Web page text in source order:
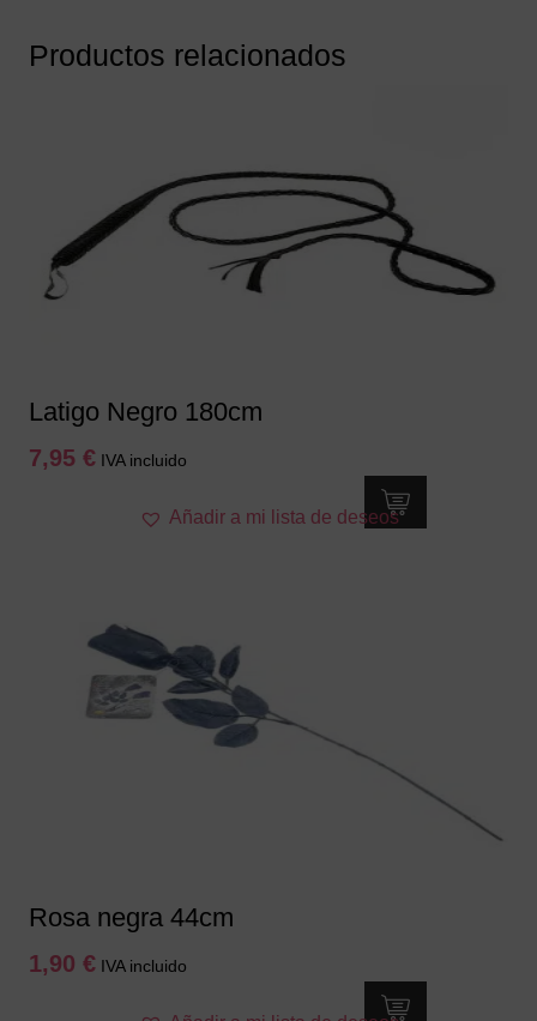
Productos relacionados
Latigo Negro 180cm
7,95 € IVA incluido
Añadir a mi lista de deseos
Rosa negra 44cm
1,90 € IVA incluido